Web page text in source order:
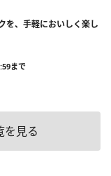
を、手軽においしく楽し
まで
を見る